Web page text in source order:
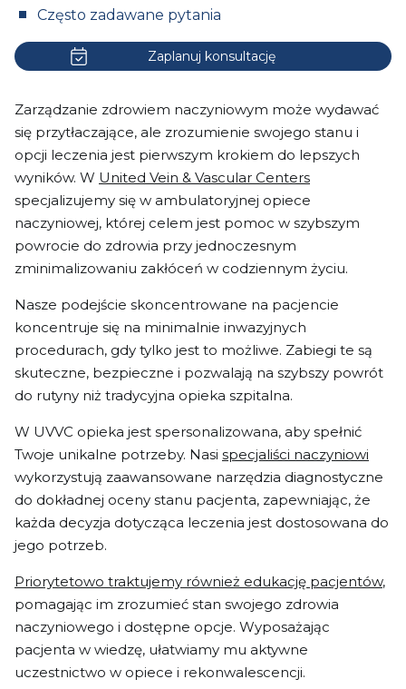
Często zadawane pytania
Zaplanuj konsultację
Zarządzanie zdrowiem naczyniowym może wydawać
się przytłaczające, ale zrozumienie swojego stanu i
opcji leczenia jest pierwszym krokiem do lepszych
wyników. W United Vein & Vascular Centers
specjalizujemy się w ambulatoryjnej opiece
naczyniowej, której celem jest pomoc w szybszym
powrocie do zdrowia przy jednoczesnym
zminimalizowaniu zakłóceń w codziennym życiu.
Nasze podejście skoncentrowane na pacjencie
koncentruje się na minimalnie inwazyjnych
procedurach, gdy tylko jest to możliwe. Zabiegi te są
skuteczne, bezpieczne i pozwalają na szybszy powrót
do rutyny niż tradycyjna opieka szpitalna.
W UVVC opieka jest spersonalizowana, aby spełnić
Twoje unikalne potrzeby. Nasi specjaliści naczyniowi
wykorzystują zaawansowane narzędzia diagnostyczne
do dokładnej oceny stanu pacjenta, zapewniając, że
każda decyzja dotycząca leczenia jest dostosowana do
jego potrzeb.
Priorytetowo traktujemy również edukację pacjentów,
pomagając im zrozumieć stan swojego zdrowia
naczyniowego i dostępne opcje. Wyposażając
pacjenta w wiedzę, ułatwiamy mu aktywne
uczestnictwo w opiece i rekonwalescencji.